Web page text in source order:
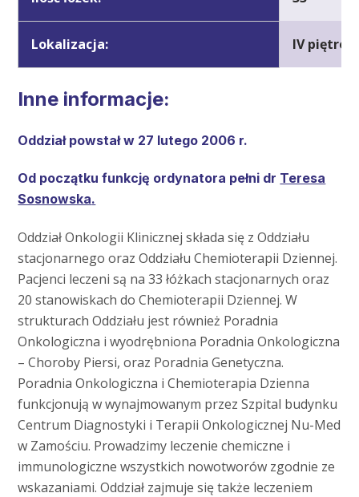
Lokalizacja: IV piętro,
Inne informacje:
Oddział powstał w 27 lutego 2006 r.
Od początku funkcję ordynatora pełni dr Teresa
Sosnowska.
Oddział Onkologii Klinicznej składa się z Oddziału
stacjonarnego oraz Oddziału Chemioterapii Dziennej.
Pacjenci leczeni są na 33 łóżkach stacjonarnych oraz
20 stanowiskach do Chemioterapii Dziennej. W
strukturach Oddziału jest również Poradnia
Onkologiczna i wyodrębniona Poradnia Onkologiczna
– Choroby Piersi, oraz Poradnia Genetyczna.
Poradnia Onkologiczna i Chemioterapia Dzienna
funkcjonują w wynajmowanym przez Szpital budynku
Centrum Diagnostyki i Terapii Onkologicznej Nu-Med
w Zamościu. Prowadzimy leczenie chemiczne i
immunologiczne wszystkich nowotworów zgodnie ze
wskazaniami. Oddział zajmuje się także leczeniem